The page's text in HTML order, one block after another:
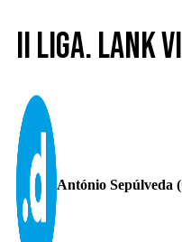
II Liga. Lank
António Sepúlveda